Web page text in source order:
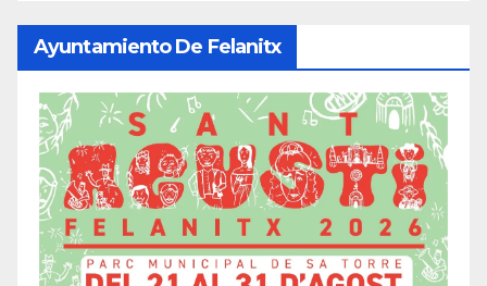
Ayuntamiento De Felanitx